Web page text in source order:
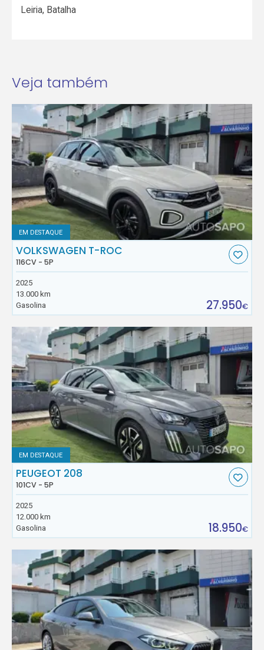
Leiria, Batalha
Veja também
EM DESTAQUE
VOLKSWAGEN T-ROC
116CV - 5P
2025
13.000 km
Gasolina
27.950€
EM DESTAQUE
PEUGEOT 208
101CV - 5P
2025
12.000 km
Gasolina
18.950€